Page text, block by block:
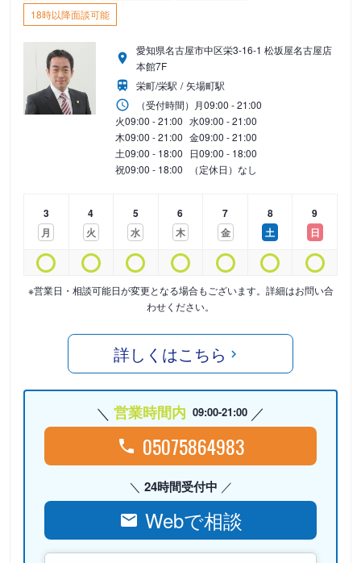
18時以降面談可能
愛知県名古屋市中区栄3-16-1 松坂屋名古屋店
本館7F
栄町/栄駅
矢場町駅
（受付時間） 月09:00 - 21:00
火09:00 - 21:00 水09:00 - 21:00
木09:00 - 21:00 金09:00 - 21:00
土09:00 - 18:00 日09:00 - 18:00
祝09:00 - 18:00 （定休日）なし
3
月
4
火
5
水
6
木
7
金
8
土
9
日
※営業日・相談可能日が変更となる場合もございます。詳細はお問い合
わせください。
詳しくはこちら
営業時間内 09:00-21:00
05075864983
24時間受付中
Webで相談